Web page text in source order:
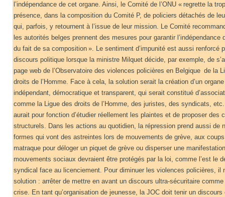
l’indépendance de cet organe. Ainsi, le Comité de l’ONU « regrette la
présence, dans la composition du Comité P, de policiers détachés de
qui, parfois, y retournent à l’issue de leur mission. Le Comité
les autorités belges prennent des mesures pour garantir l’indépendance
du fait de sa composition ». Le sentiment d’impunité est aussi renforcé
discours politique lorsque la ministre Milquet décide, par exemple, de
page web de l’Observatoire des violences policières en Belgique de la
droits de l’Homme. Face à cela, la solution serait la création d’un
indépendant, démocratique et transparent, qui serait constitué
comme la Ligue des droits de l’Homme, des juristes, des syndicats,
aurait pour fonction d’étudier réellement les plaintes et de proposer des
structurels. Dans les actions au quotidien, la répression prend aussi de
formes qui vont des astreintes lors de mouvements de grève, aux
matraque pour déloger un piquet de grève ou disperser une
mouvements sociaux devraient être protégés par la loi, comme l’est le
syndical face au licenciement. Pour diminuer les violences policières, il
solution : arrêter de mettre en avant un discours ultra-sécuritaire
crise. En tant qu’organisation de jeunesse, la JOC doit tenir un